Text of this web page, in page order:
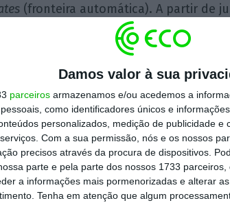
Damos valor à sua
parceiros armazenamos e/ou acedemos a
como identificadores únicos e
personalizados, medição de publicidade e
Com a sua permissão, nós e os nossos
precisos através da procura de dispositivos.
parte e pela parte dos nossos 1733
a informações mais pormenorizadas e alterar
Tenha em atenção que algum
(fronteira automática). A partir de
humanos afetos ao controlo de
PSP.
amanhã” na
República, o ministro das
que o pacote Construir Portugalé
da habitação, mas reconheceu que
fiscalque estamos agora a